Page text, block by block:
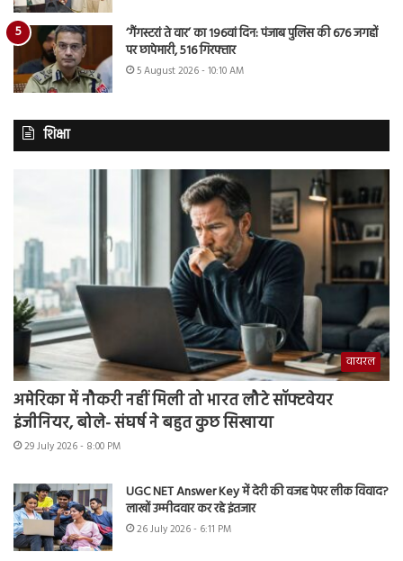
‘गैंगस्टरां ते वार’ का 196वां दिन: पंजाब पुलिस की 676 जगहों
पर छापेमारी, 516 गिरफ्तार
5 August 2026 - 10:10 AM
शिक्षा
वायरल
अमेरिका में नौकरी नहीं मिली तो भारत लौटे सॉफ्टवेयर
इंजीनियर, बोले- संघर्ष ने बहुत कुछ सिखाया
29 July 2026 - 8:00 PM
UGC NET Answer Key में देरी की वजह पेपर लीक विवाद?
लाखों उम्मीदवार कर रहे इंतजार
26 July 2026 - 6:11 PM